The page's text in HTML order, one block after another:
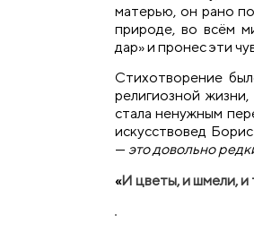
матерью, он рано
природе, во всём
дар» и пронес эти
Стихотворение
религиозной
стала ненужным
искусствовед
— это довольно
«И цветы, и шмели, и